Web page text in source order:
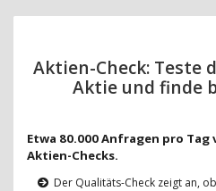
Aktien-Check: Teste
Aktie und finde
Etwa 80.000 Anfragen pro
Aktien-Checks.
Der Qualitäts-Check zeigt an,